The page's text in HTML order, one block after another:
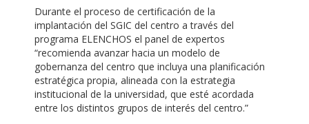
Durante el proceso de certificación de la
implantación del SGIC del centro a través del
programa ELENCHOS el panel de expertos
“recomienda avanzar hacia un modelo de
gobernanza del centro que incluya una planificación
estratégica propia, alineada con la estrategia
institucional de la universidad, que esté acordada
entre los distintos grupos de interés del centro.”